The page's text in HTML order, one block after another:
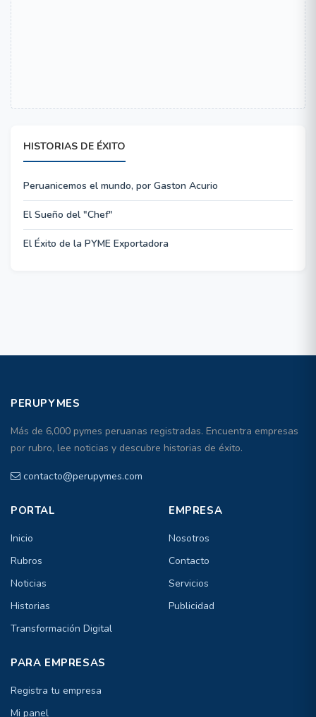
HISTORIAS DE ÉXITO
Peruanicemos el mundo, por Gaston Acurio
El Sueño del "Chef"
El Éxito de la PYME Exportadora
PERUPYMES
Más de 6,000 pymes peruanas registradas. Encuentra empresas
por rubro, lee noticias y descubre historias de éxito.
contacto@perupymes.com
PORTAL
Inicio
Rubros
Noticias
Historias
Transformación Digital
EMPRESA
Nosotros
Contacto
Servicios
Publicidad
PARA EMPRESAS
Registra tu empresa
Mi panel